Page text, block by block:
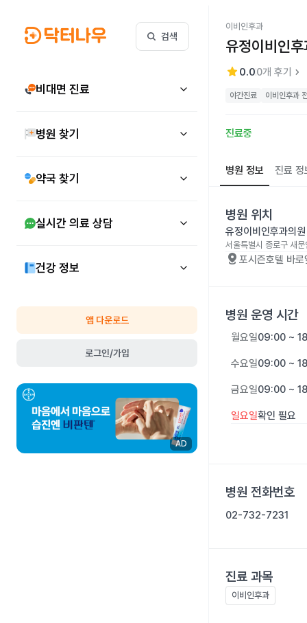
검색
비대면 진료
병원 찾기
약국 찾기
실시간 의료 상담
건강 정보
앱 다운로드
로그인/가입
AD
이비인후과
유정이비인
star 0.00개 후기 keyboard_arrow_right
야간진료 이비인후과
진료중
병원 정보 진료 정
병원 위치
유정이비인후과의원
서울특별시 종로구 새
distance 포시즌호텔 바
병원 운영 시간
월요일09:00 ~
수요일09:00 ~
금요일09:00 ~
일요일확인 필요
병원 전화번호
02-732-7231
진료 과목
이비인후과